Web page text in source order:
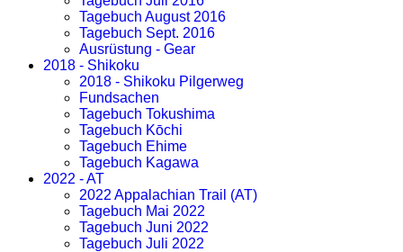
Tagebuch August 2016
Tagebuch Sept. 2016
Ausrüstung - Gear
2018 - Shikoku
2018 - Shikoku Pilgerweg
Fundsachen
Tagebuch Tokushima
Tagebuch Kōchi
Tagebuch Ehime
Tagebuch Kagawa
2022 - AT
2022 Appalachian Trail (AT)
Tagebuch Mai 2022
Tagebuch Juni 2022
Tagebuch Juli 2022